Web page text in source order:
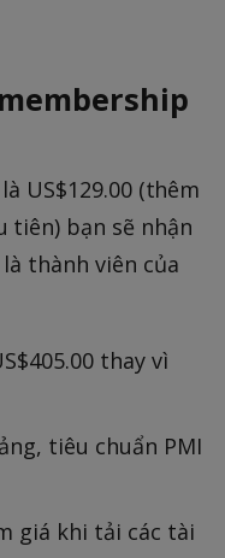
US$129.00 (thêm
tiên) bạn sẽ nhận
thành viên của
thay vì
tiêu chuẩn PMI
giá khi tải các tài